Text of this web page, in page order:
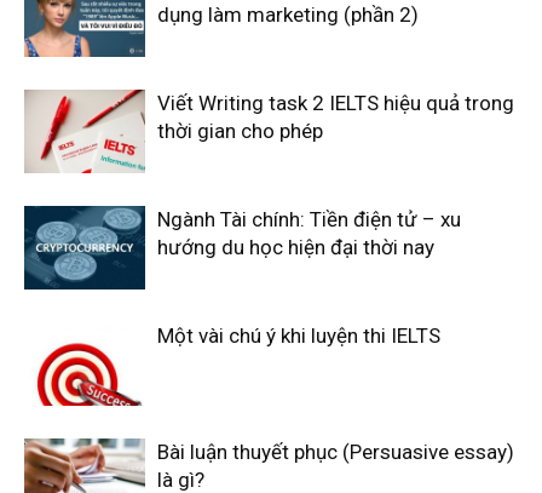
dụng làm marketing (phần 2)
Viết Writing task 2 IELTS hiệu quả trong
thời gian cho phép
Ngành Tài chính: Tiền điện tử – xu
hướng du học hiện đại thời nay
Một vài chú ý khi luyện thi IELTS
Bài luận thuyết phục (Persuasive essay)
là gì?